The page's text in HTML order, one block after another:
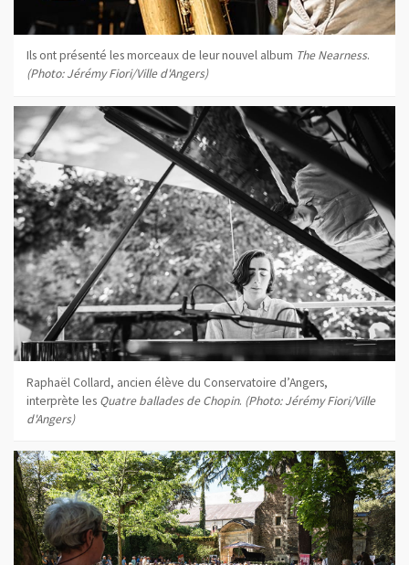
Ils ont présenté les morceaux de leur nouvel album The Nearness.
(Photo: Jérémy Fiori/Ville d'Angers)
Raphaël Collard, ancien élève du Conservatoire d’Angers,
interprète les Quatre ballades de Chopin. (Photo: Jérémy Fiori/Ville
d'Angers)